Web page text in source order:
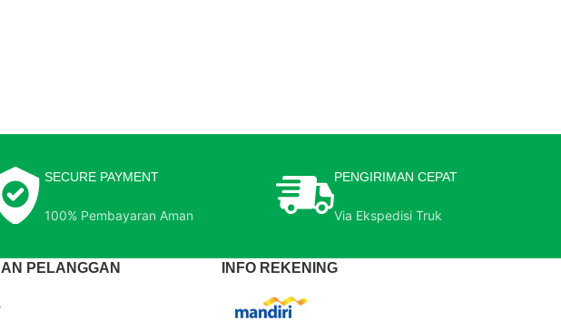
SECURE PAYMENT
100% Pembayaran Aman
PENGIRIMAN CEPAT
Via Ekspedisi Truk
PELANGGAN INFO REKENING